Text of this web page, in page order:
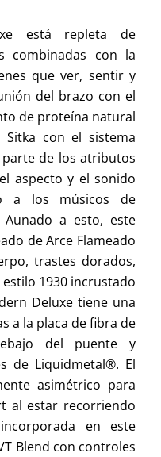
está repleta de
combinadas con la
que ver, sentir y
del brazo con el
de proteína natural
con el sistema
de los atributos
aspecto y el sonido
a los músicos de
Aunado a esto, este
de Arce Flameado
trastes dorados,
1930 incrustado
Deluxe tiene una
a la placa de fibra de
del puente y
de Liquidmetal®. El
asimétrico para
al estar recorriendo
en este
Blend con controles